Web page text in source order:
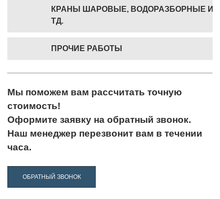
КРАНЫ ШАРОВЫЕ, ВОДОРАЗБОРНЫЕ И
ТД.
ПРОЧИЕ РАБОТЫ
Мы поможем вам рассчитать точную
стоимость!
Оформите заявку на обратный звонок.
Наш менеджер перезвонит вам в течении
часа.
ОБРАТНЫЙ ЗВОНОК